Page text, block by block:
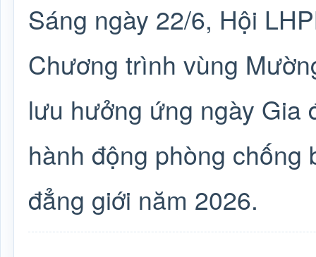
Sáng ngày 22/6, Hội
Chương trình vùng
lưu hưởng ứng ngày Gia
hành động phòng
đẳng giới năm 2026.